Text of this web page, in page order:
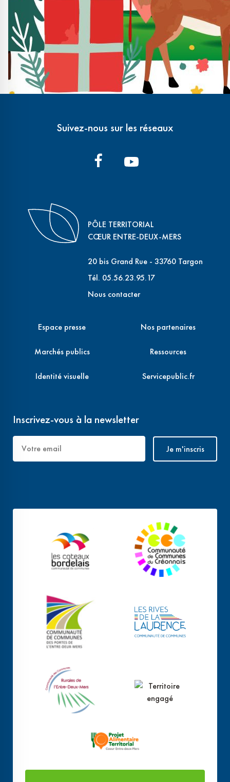
Suivez-nous sur les réseaux
PÔLE TERRITORIAL
CŒUR ENTRE-DEUX-MERS
20 bis Grand Rue - 33760 Targon
Tél. 05.56.23.95.17
Nous contacter
Espace presse
Marchés publics
Identité visuelle
Nos partenaires
Ressources
Servicepublic.fr
Inscrivez-vous à la newsletter